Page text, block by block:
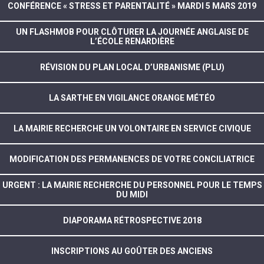
CONFÉRENCE « STRESS ET PARENTALITÉ » MARDI 5 MARS 2019
UN FLASHMOB POUR CLÔTURER LA JOURNÉE ANGLAISE DE
L’ÉCOLE RENARDIÈRE
RÉVISION DU PLAN LOCAL D’URBANISME (PLU)
LA SARTHE EN VIGILANCE ORANGE MÉTÉO
LA MAIRIE RECHERCHE UN VOLONTAIRE EN SERVICE CIVIQUE
MODIFICATION DES PERMANENCES DE VOTRE CONCILIATRICE
URGENT : LA MAIRIE RECHERCHE DU PERSONNEL POUR LE TEMPS
DU MIDI
DIAPORAMA RÉTROSPECTIVE 2018
INSCRIPTIONS AU GOÛTER DES ANCIENS